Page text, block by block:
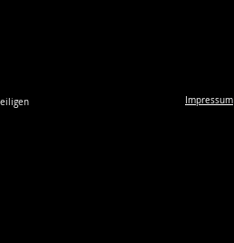
Impressum